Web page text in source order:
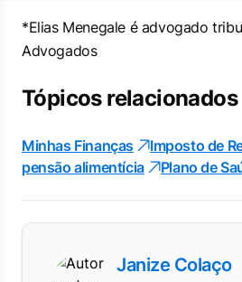
*Elias Menegale é advogado
Advogados
Tópicos relacionados
Minhas Finanças
Imposto de
pensão alimentícia
Plano de
Janize Colaço